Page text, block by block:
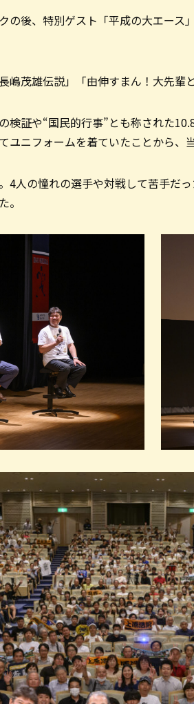
の後、特別ゲスト「平成の大エー
嶋茂雄伝説」「由伸すまん！大先輩
検証や“国民的行事”とも称された
ニフォームを着ていたことから、
4人の憧れの選手や対戦して苦手だ
。